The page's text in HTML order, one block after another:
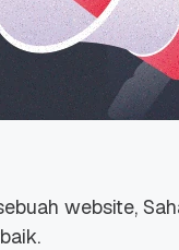
website,